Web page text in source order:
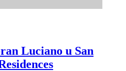
Luciano u San